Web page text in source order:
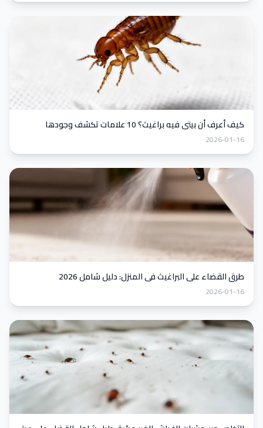
كيف أعرف أن بيتي فيه براغيث؟ 10 علامات تكشف وجودها
2026-01-16
طرق القضاء على البراغيث في المنزل: دليل شامل 2026
2026-01-16